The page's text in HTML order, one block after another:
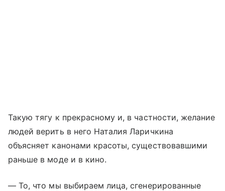
Такую тягу к прекрасному и, в частности, желание
людей верить в него Наталия Ларичкина
объясняет канонами красоты, существовавшими
раньше в моде и в кино.
— То, что мы выбираем лица, сгенерированные